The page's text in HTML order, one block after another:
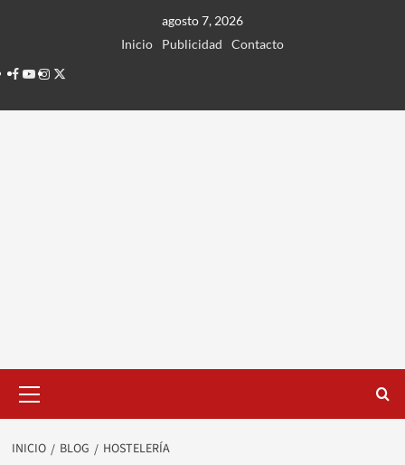
agosto 7, 2026
Inicio
Publicidad
Contacto
Facebook
Youtube
Instagram
Twitter
principal
INICIO BLOG HOSTELERÍA